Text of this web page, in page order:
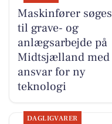
Maskinfører søges
til grave- og
anlægsarbejde på
Midtsjælland med
ansvar for ny
teknologi
DAGLIGVARER